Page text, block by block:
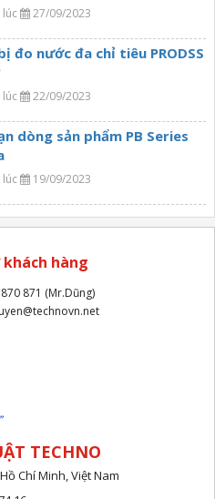
27/09/2023
đo nước đa chỉ tiêu PRODSS
22/09/2023
dòng sản phẩm PB Series
19/09/2023
hàng
871 (Mr.Dũng)
TECHNO
Chí Minh, Việt Nam